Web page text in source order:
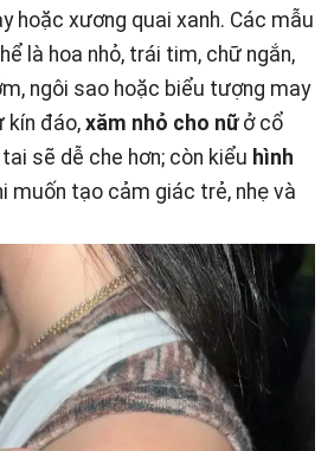
hoặc xương quai xanh. Các mẫu
là hoa nhỏ, trái tim, chữ ngắn,
ngôi sao hoặc biểu tượng may
kín đáo, xăm nhỏ cho nữở cổ
sẽ dễ che hơn; còn kiểu hình
muốn tạo cảm giác trẻ, nhẹ và